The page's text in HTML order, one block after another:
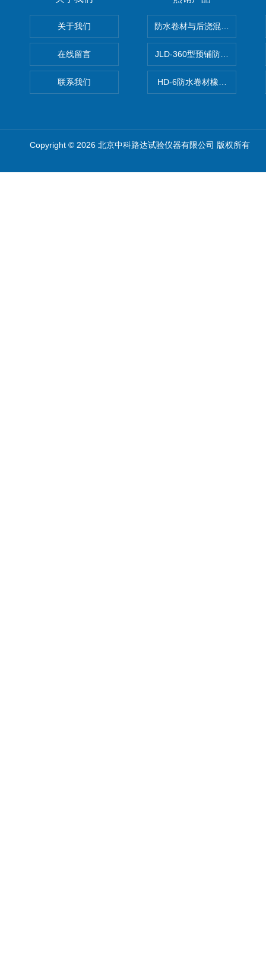
关于我们
在线留言
联系我们
防水卷材与后浇混凝土剥离强
JLD-360型预铺防水卷材抗冲
HD-6防水卷材橡胶测厚仪
Copyright © 2026 北京中科路达试验仪器有限公司 版权所有